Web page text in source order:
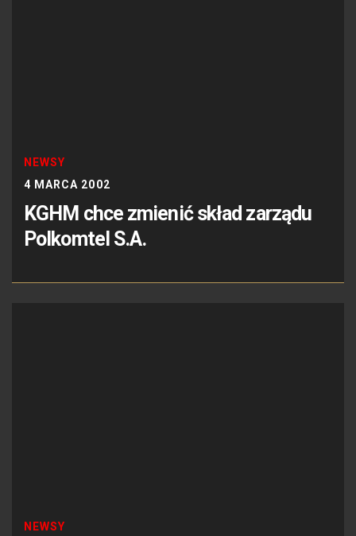
NEWSY
4 MARCA 2002
KGHM chce zmienić skład zarządu
Polkomtel S.A.
NEWSY